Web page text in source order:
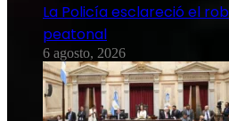
La Policía esclareció el
peatonal
6 agosto, 2026